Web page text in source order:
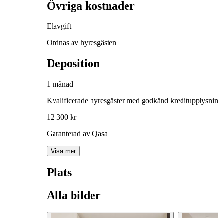
Övriga kostnader
Elavgift
Ordnas av hyresgästen
Deposition
1 månad
Kvalificerade hyresgäster med godkänd
12 300 kr
Garanterad av Qasa
Visa mer
Plats
Alla bilder